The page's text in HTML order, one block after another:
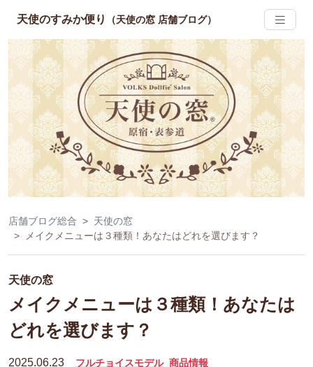
天使のすみか便り （天使の窓 店舗ブログ）
店舗ブログ総合
天使の窓
メイクメニューは３種類！あなたはどれを選びます？
天使の窓
メイクメニューは３種類！あなたは
どれを選びます？
2025.06.23 フルチョイスモデル 商品情報